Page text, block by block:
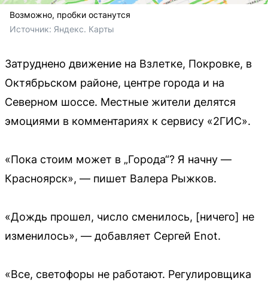
Возможно, пробки останутся
Источник: Яндекс. Карты
Затруднено движение на Взлетке, Покровке, в
Октябрьском районе, центре города и на
Северном шоссе. Местные жители делятся
эмоциями в комментариях к сервису «2ГИС».
«Пока стоим может в „Города“? Я начну —
Красноярск», — пишет Валера Рыжков.
«Дождь прошел, число сменилось, [ничего] не
изменилось», — добавляет Сергей Enot.
«Все, светофоры не работают. Регулировщика